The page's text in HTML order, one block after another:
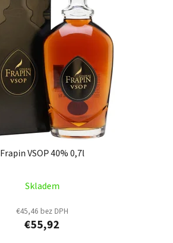
Frapin VSOP 40% 0,7l
Skladem
€45,46 bez DPH
€55,92